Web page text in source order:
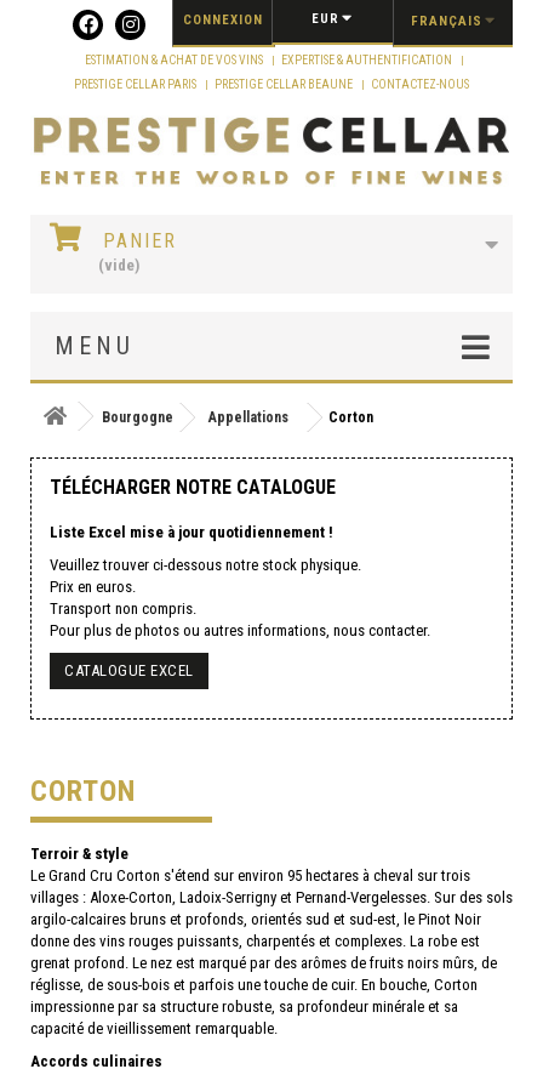
FRANÇAIS
EUR
CONNEXION
ESTIMATION & ACHAT DE VOS VINS
EXPERTISE & AUTHENTIFICATION
PRESTIGE CELLAR PARIS
PRESTIGE CELLAR BEAUNE CONTACTEZ-NOUS
PANIER
(vide)
MENU
Bourgogne Appellations Corton
TÉLÉCHARGER NOTRE CATALOGUE
Liste Excel mise à jour quotidiennement !
Veuillez trouver ci-dessous notre stock physique.
Prix en euros.
Transport non compris.
Pour plus de photos ou autres informations, nous contacter.
CATALOGUE EXCEL
CORTON
Terroir & style
Le Grand Cru Corton s'étend sur environ 95 hectares à cheval sur trois
villages : Aloxe-Corton, Ladoix-Serrigny et Pernand-Vergelesses. Sur des sols
argilo-calcaires bruns et profonds, orientés sud et sud-est, le Pinot Noir
donne des vins rouges puissants, charpentés et complexes. La robe est
grenat profond. Le nez est marqué par des arômes de fruits noirs mûrs, de
réglisse, de sous-bois et parfois une touche de cuir. En bouche, Corton
impressionne par sa structure robuste, sa profondeur minérale et sa
capacité de vieillissement remarquable.
Accords culinaires
Panneau de gestion des cookies